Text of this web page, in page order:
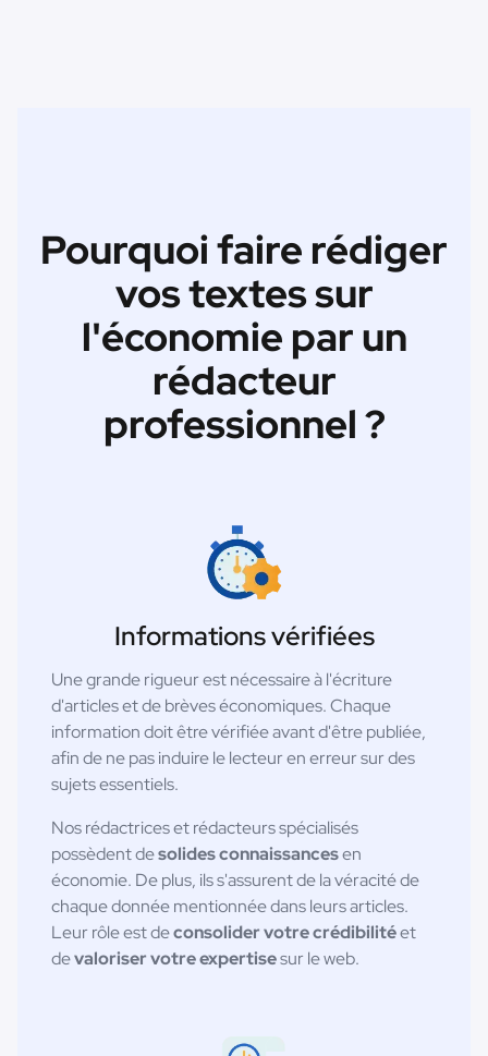
Pourquoi faire rédiger
vos textes sur
l'économie par un
rédacteur
professionnel ?
Informations vérifiées
Une grande rigueur est nécessaire à l'écriture
d'articles et de brèves économiques. Chaque
information doit être vérifiée avant d'être publiée,
afin de ne pas induire le lecteur en erreur sur des
sujets essentiels.
Nos rédactrices et rédacteurs spécialisés
possèdent desolides connaissancesen
économie. De plus, ils s'assurent de la véracité de
chaque donnée mentionnée dans leurs articles.
Leur rôle est deconsolider votre crédibilitéet
devaloriser votre expertisesur le web.